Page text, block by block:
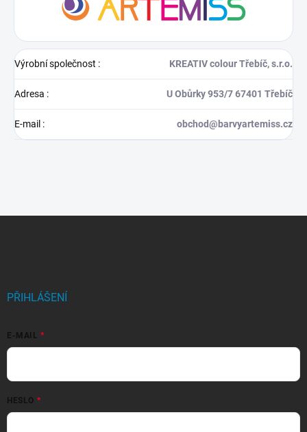
Výrobní společnost : KREATIV colour Třebíč, s.r.o.
Adresa : U Obůrky 953/7 67401 Třebíč
E-mail : obchod@barvyartemiss.cz
PŘIHLÁŠENÍ
E-MAIL
HESLO